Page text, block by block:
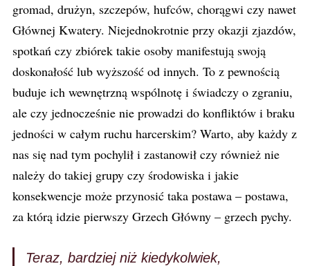
gromad, drużyn, szczepów, hufców, chorągwi czy nawet
Głównej Kwatery. Niejednokrotnie przy okazji zjazdów,
spotkań czy zbiórek takie osoby manifestują swoją
doskonałość lub wyższość od innych. To z pewnością
buduje ich wewnętrzną wspólnotę i świadczy o zgraniu,
ale czy jednocześnie nie prowadzi do konfliktów i braku
jedności w całym ruchu harcerskim? Warto, aby każdy z
nas się nad tym pochylił i zastanowił czy również nie
należy do takiej grupy czy środowiska i jakie
konsekwencje może przynosić taka postawa – postawa,
za którą idzie pierwszy Grzech Główny – grzech pychy.
Teraz, bardziej niż kiedykolwiek,